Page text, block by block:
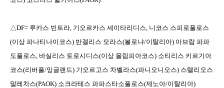
△DF= 루카스 빈트라, 기오르카스 세이타리디스, 니코스 스피로풀로스
(이상 파나티나이코스) 반겔리스 모라스(볼로냐/이탈리아) 아브람 파파
도풀로스, 바실리스 토로시디스(이상 올림피아코스) 소티리스 키르기아
코스(리버풀/잉글랜드) 기오르고스 차벨라스(파니오니오스) 스텔리오스
말레차스(PAOK) 소크라테스 파파스타소풀로스(제노아/이탈리아)